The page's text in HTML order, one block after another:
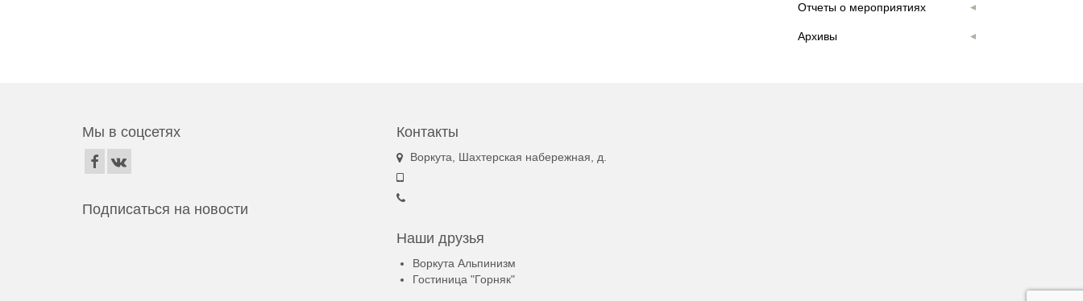
Отчеты о мероприятиях
Архивы
Мы в соцсетях
Подписаться на новости
Контакты
Воркута, Шахтерская набережная, д.
Наши друзья
Воркута Альпинизм
Гостиница "Горняк"